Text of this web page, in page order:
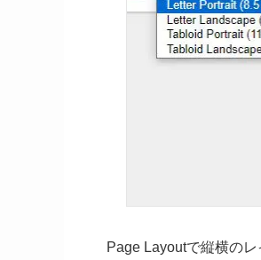
Page Layoutで縦横の